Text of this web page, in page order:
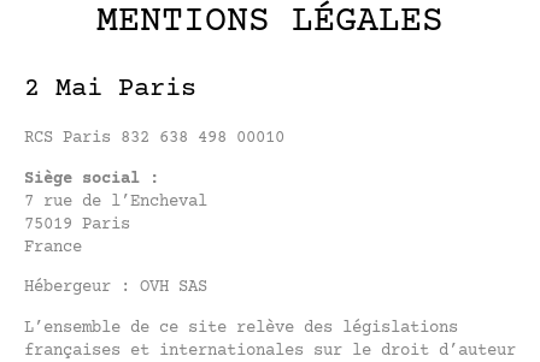
MENTIONS LÉGALES
2 Mai Paris
RCS Paris 832 638 498 00010
Siège social :
7 rue de l’Encheval
75019 Paris
France
Hébergeur : OVH SAS
L’ensemble de ce site relève des législations
françaises et internationales sur le droit d’auteur